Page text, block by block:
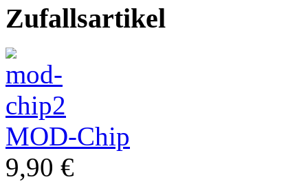
Zufallsartikel
MOD-Chip
9,90 €